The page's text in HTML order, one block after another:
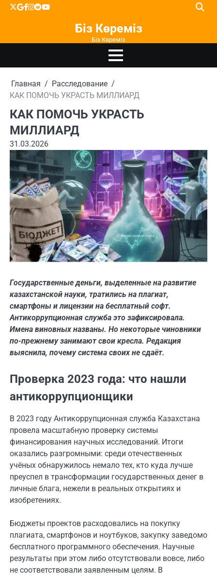
Перейти
X google
facebook
instagram
reddityoutube
Біз Көреміз
Біз Көреміз
Главная
Расследование
КАК ПОМОЧЬ УКРАСТЬ МИЛЛИАРД
КАК ПОМОЧЬ УКРАСТЬ
МИЛЛИАРД
31.03.2026
Государственные деньги, выделенные на развитие
казахстанской науки, тратились на плагиат,
смартфоны и лицензии на бесплатный софт.
Антикоррупционная служба это зафиксировала.
Имена виновных названы. Но некоторые чиновники
по-прежнему занимают свои кресла. Редакция
выяснила, почему система своих не сдаёт.
Проверка 2023 года: что нашли
антикоррупционщики
В 2023 году Антикоррупционная служба Казахстана
провела масштабную проверку системы
финансирования научных исследований. Итоги
оказались разгромными: среди отечественных
учёных обнаружилось немало тех, кто куда лучше
преуспел в трансформации государственных денег в
личные блага, нежели в реальных открытиях и
изобретениях.
Бюджеты проектов расходовались на покупку
плагиата, смартфонов и ноутбуков, закупку заведомо
бесплатного программного обеспечения. Научные
результаты при этом либо отсутствовали вовсе, либо
не соответствовали заявленным целям. В